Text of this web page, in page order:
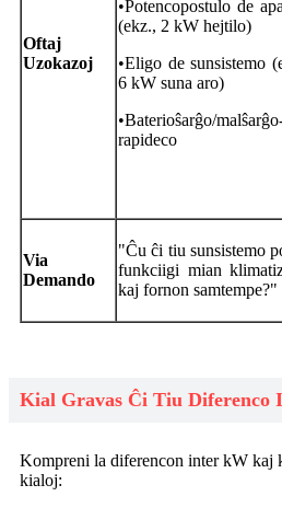
Oftaj
Uzokazoj
•Potencopostulo de
(ekz., 2 kW hejtilo)
•Eligo de sunsistemo
6 kW suna aro)
•Baterioŝarĝo/
rapideco
Via
Demando
"Ĉu ĉi tiu sunsistemo
funkciigi mian
kaj fornon samtempe?"
Kial Gravas Ĉi Tiu Diferenco
Kompreni la diferencon inter kW kaj
kialoj: